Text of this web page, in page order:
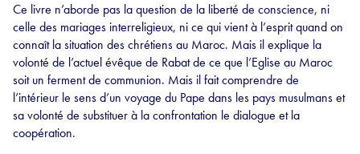
Ce livre n’aborde pas la question de la liberté de conscience, ni
celle des mariages interreligieux, ni ce qui vient à l’esprit quand on
connaît la situation des chrétiens au Maroc. Mais il explique la
volonté de l’actuel évêque de Rabat de ce que l’Eglise au Maroc
soit un ferment de communion. Mais il fait comprendre de
l’intérieur le sens d’un voyage du Pape dans les pays musulmans et
sa volonté de substituer à la confrontation le dialogue et la
coopération.